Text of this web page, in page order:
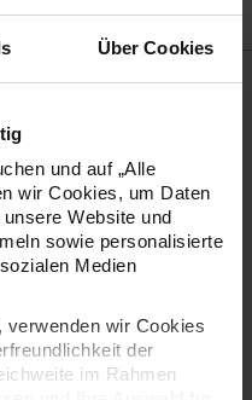
Über Cookies
und auf „Alle
wir Cookies, um Daten
Website und
sowie personalisierte
Medien
verwenden wir Cookies
der
im Rahmen
Adventskalender mit
eine Verwechslung der